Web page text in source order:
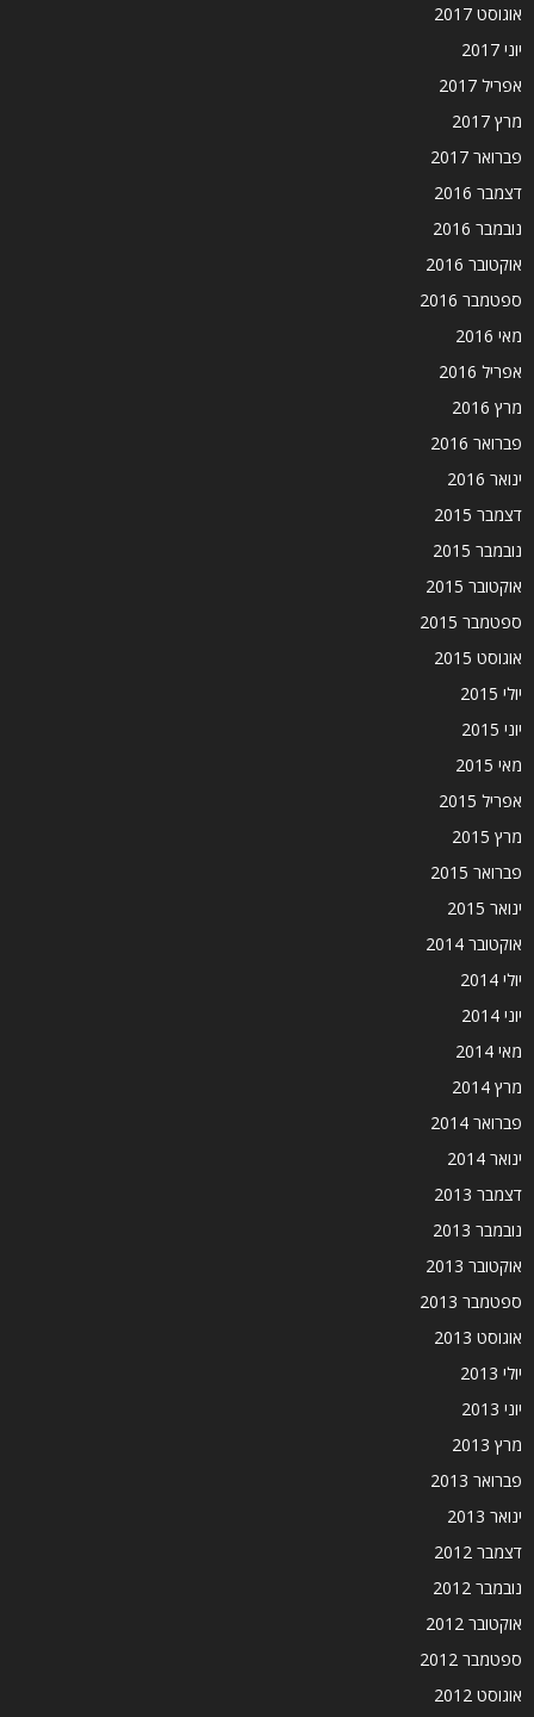
אוגוסט 2017
יוני 2017
אפריל 2017
מרץ 2017
פברואר 2017
דצמבר 2016
נובמבר 2016
אוקטובר 2016
ספטמבר 2016
מאי 2016
אפריל 2016
מרץ 2016
פברואר 2016
ינואר 2016
דצמבר 2015
נובמבר 2015
אוקטובר 2015
ספטמבר 2015
אוגוסט 2015
יולי 2015
יוני 2015
מאי 2015
אפריל 2015
מרץ 2015
פברואר 2015
ינואר 2015
אוקטובר 2014
יולי 2014
יוני 2014
מאי 2014
מרץ 2014
פברואר 2014
ינואר 2014
דצמבר 2013
נובמבר 2013
אוקטובר 2013
ספטמבר 2013
אוגוסט 2013
יולי 2013
יוני 2013
מרץ 2013
פברואר 2013
ינואר 2013
דצמבר 2012
נובמבר 2012
אוקטובר 2012
ספטמבר 2012
אוגוסט 2012